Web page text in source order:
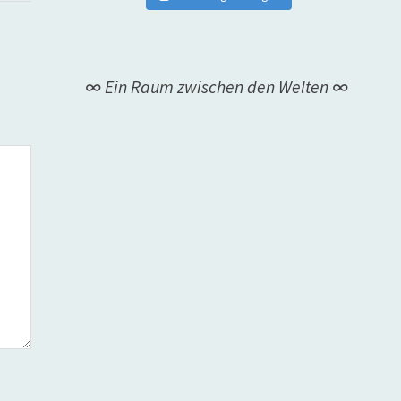
∞ Ein Raum zwischen den Welten ∞